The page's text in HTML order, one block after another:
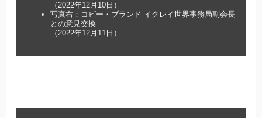
（2022年12月10日）
写真右：コビー・ブランド イクレイ世界事務局副会長
との意見交換
（2022年12月11日）